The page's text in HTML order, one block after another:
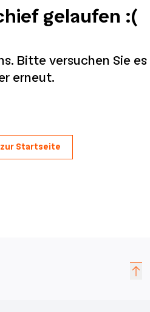
gelaufen :(
Bitte versuchen Sie es
erneut.
Startseite